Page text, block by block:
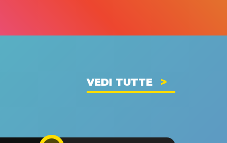
VEDI TUTTE